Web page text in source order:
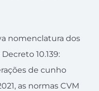
nomenclatura dos
10.139:
de cunho
as normas CVM